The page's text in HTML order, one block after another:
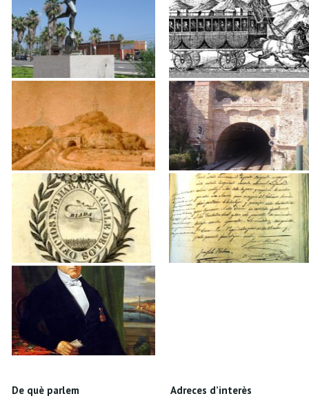
De què parlem Adreces d’interès